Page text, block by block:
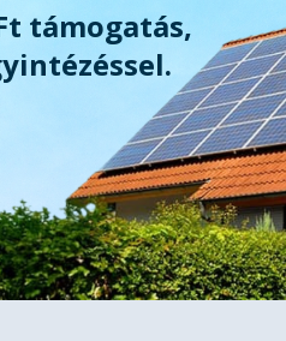
támogatás,